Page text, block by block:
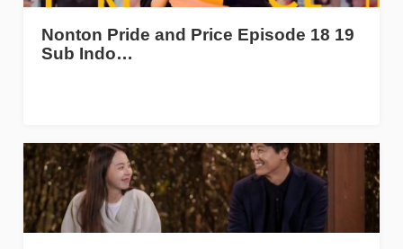
Nonton Pride and Price Episode 18 19
Sub Indo…